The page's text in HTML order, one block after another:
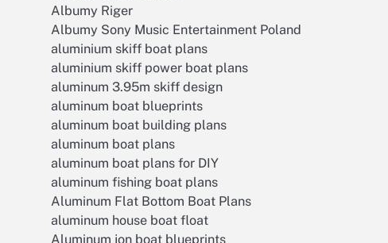
Albumy Riger
Albumy Sony Music Entertainment Poland
aluminium skiff boat plans
aluminium skiff power boat plans
aluminum 3.95m skiff design
aluminum boat blueprints
aluminum boat building plans
aluminum boat plans
aluminum boat plans for DIY
aluminum fishing boat plans
Aluminum Flat Bottom Boat Plans
aluminum house boat float
Aluminum jon boat blueprints